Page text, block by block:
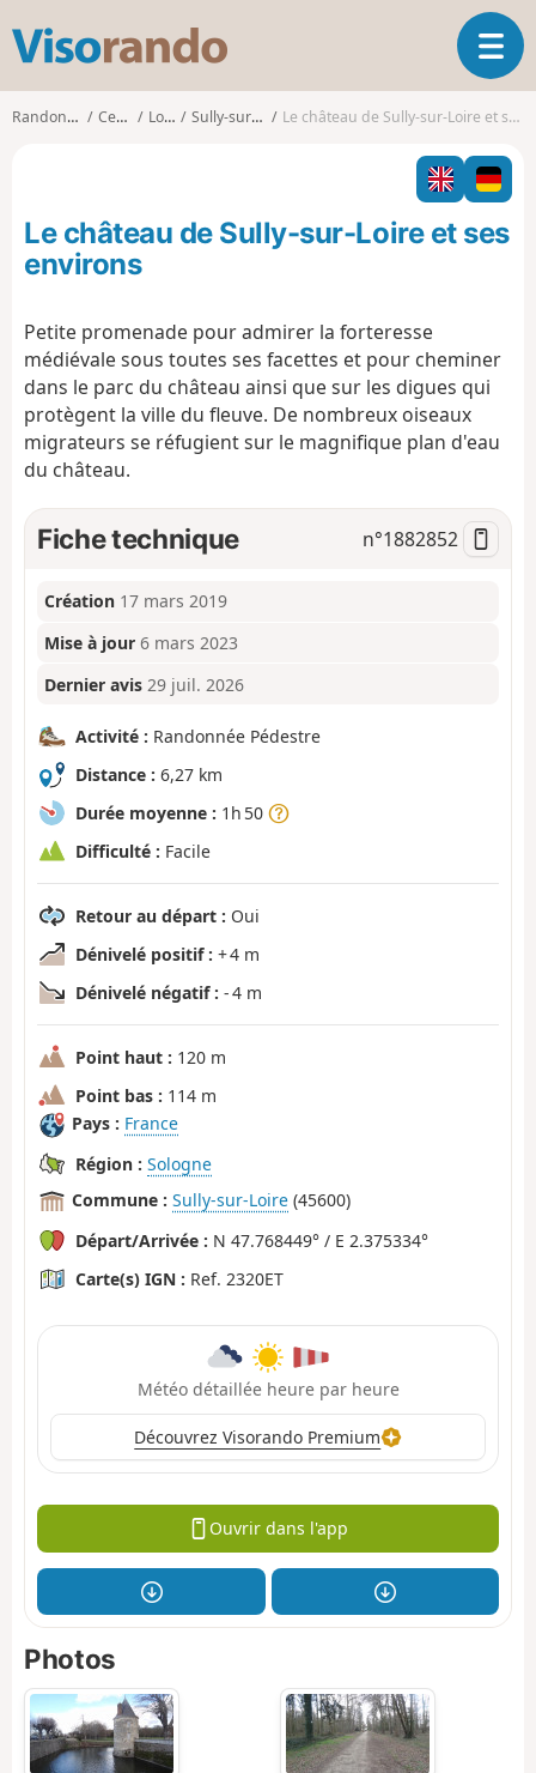
s
o
o
O
u
v
i
r
l
a
g
i
Randonnées Centre Loiret Sully-sur-Loire Le château de Sully-sur-Loire et ses environs
Le château de Sully-sur-Loire et ses
environs
Petite promenade pour admirer la forteresse
médiévale sous toutes ses facettes et pour cheminer
dans le parc du château ainsi que sur les digues qui
protègent la ville du fleuve. De nombreux oiseaux
migrateurs se réfugient sur le magnifique plan d'eau
du château.
Fiche technique n°1882852
Création 17 mars 2019
Mise à jour 6 mars 2023
Dernier avis 29 juil. 2026
Activité : Randonnée Pédestre
Distance : 6,27 km
Durée moyenne : 1h 50
Difficulté : Facile
Retour au départ : Oui
Dénivelé positif : + 4 m
Dénivelé négatif : - 4 m
Point haut : 120 m
Point bas : 114 m
Pays : France
Région : Sologne
Commune : Sully-sur-Loire (45600)
Départ/Arrivée : N 47.768449° / E 2.375334°
Carte(s) IGN : Ref. 2320ET
Météo détaillée heure par heure
Découvrez Visorando Premium
Ouvrir dans l'app
Photos